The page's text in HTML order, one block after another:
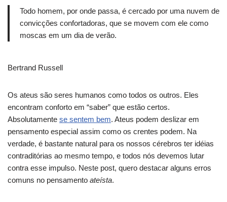
Todo homem, por onde passa, é cercado por uma nuvem de
convicções confortadoras, que se movem com ele como
moscas em um dia de verão.
Bertrand Russell
Os ateus são seres humanos como todos os outros. Eles
encontram conforto em “saber” que estão certos.
Absolutamente se sentem bem. Ateus podem deslizar em
pensamento especial assim como os crentes podem. Na
verdade, é bastante natural para os nossos cérebros ter idéias
contraditórias ao mesmo tempo, e todos nós devemos lutar
contra esse impulso. Neste post, quero destacar alguns erros
comuns no pensamento ateísta.